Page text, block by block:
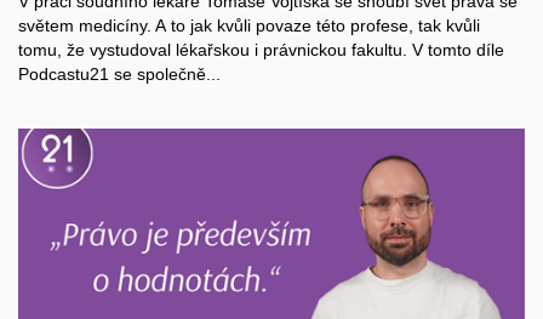
světem medicíny. A to jak kvůli povaze této profese, tak kvůli
tomu, že vystudoval lékařskou i právnickou fakultu. V tomto díle
Podcastu21 se společně...